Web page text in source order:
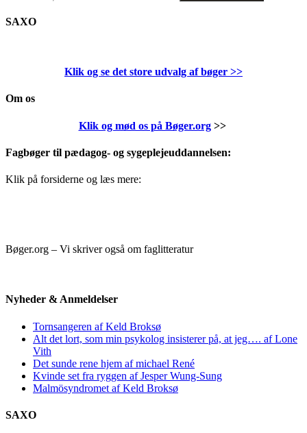
SAXO
Klik og se det store udvalg af bøger >>
Om os
Klik og mød os på Bøger.org>>
Fagbøger til pædagog- og sygeplejeuddannelsen:
Klik på forsiderne og læs mere:
Bøger.org – Vi skriver også om faglitteratur
Nyheder & Anmeldelser
Tornsangeren af Keld Broksø
Alt det lort, som min psykolog insisterer på, at jeg…. af Lone
Vith
Det sunde rene hjem af michael René
Kvinde set fra ryggen af Jesper Wung-Sung
Malmösyndromet af Keld Broksø
SAXO